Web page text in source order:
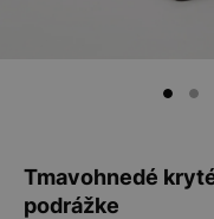
Tmavohnedé
podrážke